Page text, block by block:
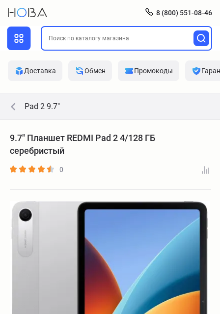
8 (800) 551-08-46
Доставка Обмен Промокоды
Pad 2 9.7"
9.7" Планшет REDMI Pad 2 4/128 ГБ
серебристый
0